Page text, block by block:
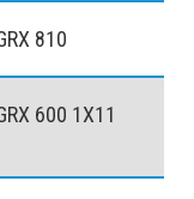
810
600 1X11